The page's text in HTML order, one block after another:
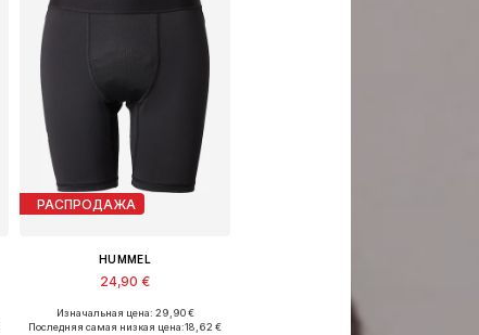
РАСПРОДАЖА
HUMMEL
24,90 €
Доступные размеры: L, XL, XXL
Изначальная цена: 29,90 €
Последняя самая низкая цена:18,62 €